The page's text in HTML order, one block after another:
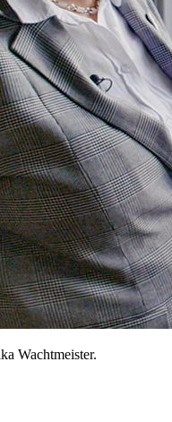
Wachtmeister.